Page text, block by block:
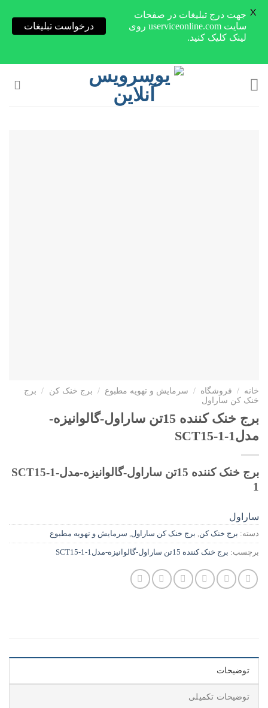
خانه / فروشگاه / سرمایش و تهویه مطبوع / برج خنک کن /
برج
خنک کن ساراول
برج خنک کننده 15تن ساراول-گالوانیزه-
مدلSCT15-1-1
برج خنک کننده 15تن ساراول-گالوانیزه-مدلSCT15-1-
1
ساراول
دسته: برج خنک کن, برج خنک کن ساراول, سرمایش و تهویه مطبوع
برچسب: برج خنک کننده 15تن ساراول-گالوانیزه-مدلSCT15-1-1
توضیحات
توضیحات تکمیلی
جهت درج تبلیغات در صفحات
سایت userviceonline.com روی
لینک کلیک کنید.
درخواست تبلیغات
X